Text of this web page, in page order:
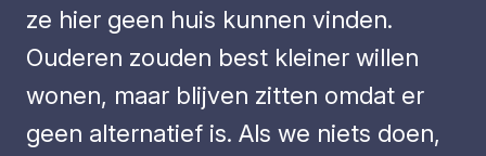
ze hier geen huis kunnen vinden.
Ouderen zouden best kleiner willen
wonen, maar blijven zitten omdat er
geen alternatief is. Als we niets doen,